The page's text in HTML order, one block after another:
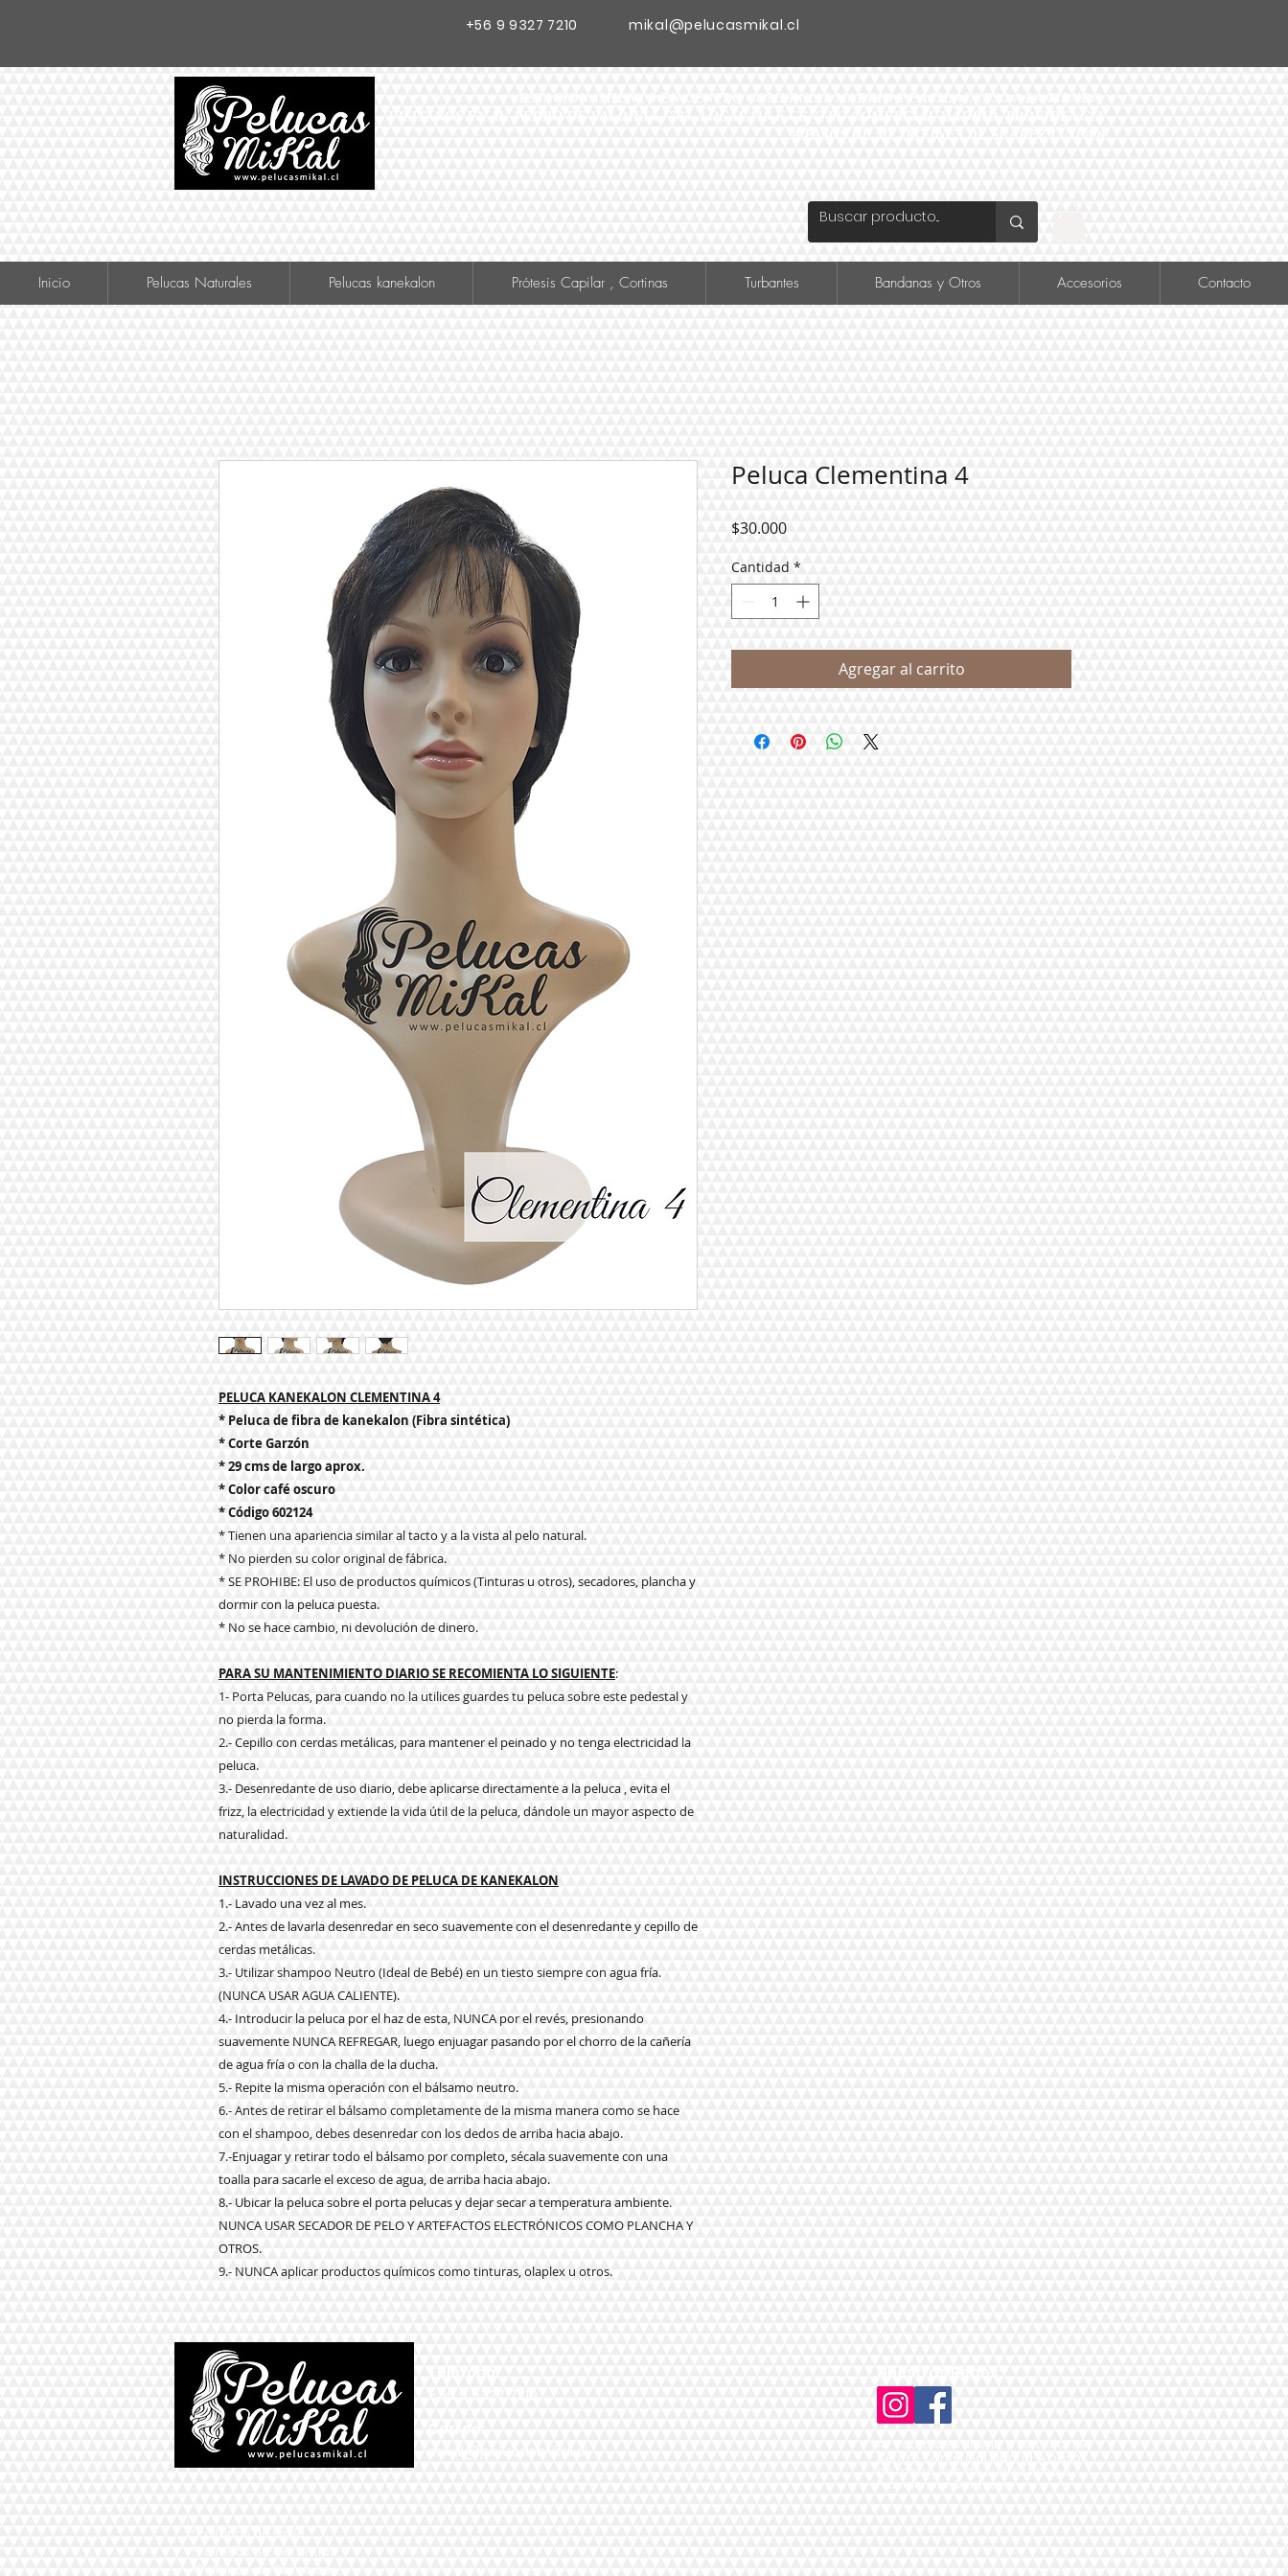
+56 9 9327 7210 mikal@pelucasmikal.cl
Inicio Pelucas Naturales Pelucas kanekalon Prótesis Capilar , Cortinas Turbantes Bandanas y Otros Accesorios Contacto
PELUCA KANEKALON CLEMENTINA 4
* Peluca de fibra de kanekalon (Fibra sintética)
* Corte Garzón
* 29 cms de largo aprox.
* Color café oscuro
* Código 602124
* Tienen una apariencia similar al tacto y a la vista al pelo natural.
* No pierden su color original de fábrica.
* SE PROHIBE: El uso de productos químicos (Tinturas u otros), secadores, plancha y
dormir con la peluca puesta.
* No se hace cambio, ni devolución de dinero.
PARA SU MANTENIMIENTO DIARIO SE RECOMIENTA LO SIGUIENTE:
1- Porta Pelucas, para cuando no la utilices guardes tu peluca sobre este pedestal y
no pierda la forma.
2.- Cepillo con cerdas metálicas, para mantener el peinado y no tenga electricidad la
peluca.
3.- Desenredante de uso diario, debe aplicarse directamente a la peluca , evita el
frizz, la electricidad y extiende la vida útil de la peluca, dándole un mayor aspecto de
naturalidad.
INSTRUCCIONES DE LAVADO DE PELUCA DE KANEKALON
1.- Lavado una vez al mes.
2.- Antes de lavarla desenredar en seco suavemente con el desenredante y cepillo de
cerdas metálicas.
3.- Utilizar shampoo Neutro (Ideal de Bebé) en un tiesto siempre con agua fría.
(NUNCA USAR AGUA CALIENTE).
4.- Introducir la peluca por el haz de esta, NUNCA por el revés, presionando
suavemente NUNCA REFREGAR, luego enjuagar pasando por el chorro de la cañería
de agua fría o con la challa de la ducha.
5.- Repite la misma operación con el bálsamo neutro.
6.- Antes de retirar el bálsamo completamente de la misma manera como se hace
con el shampoo, debes desenredar con los dedos de arriba hacia abajo.
7.-Enjuagar y retirar todo el bálsamo por completo, sécala suavemente con una
toalla para sacarle el exceso de agua, de arriba hacia abajo.
8.- Ubicar la peluca sobre el porta pelucas y dejar secar a temperatura ambiente.
NUNCA USAR SECADOR DE PELO Y ARTEFACTOS ELECTRÓNICOS COMO PLANCHA Y
OTROS.
9.- NUNCA aplicar productos químicos como tinturas, olaplex u otros.
Peluca Clementina 4
$30.000Precio
Cantidad *
Agregar al carrito